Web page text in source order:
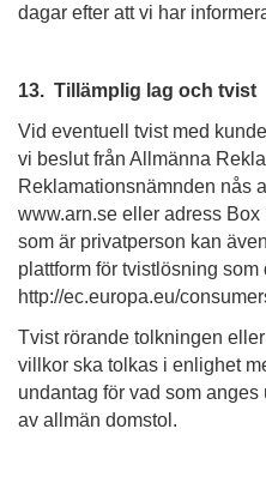
dagar efter att vi har
13. Tillämplig lag och tvist
Vid eventuell tvist med
vi beslut från Allmänna
Reklamationsnämnden nås
www.arn.se eller adress
som är privatperson kan
plattform för tvistlösning som
http://ec.europa.eu/
Tvist rörande tolkningen
villkor ska tolkas i enlighet
undantag för vad som
av allmän domstol.